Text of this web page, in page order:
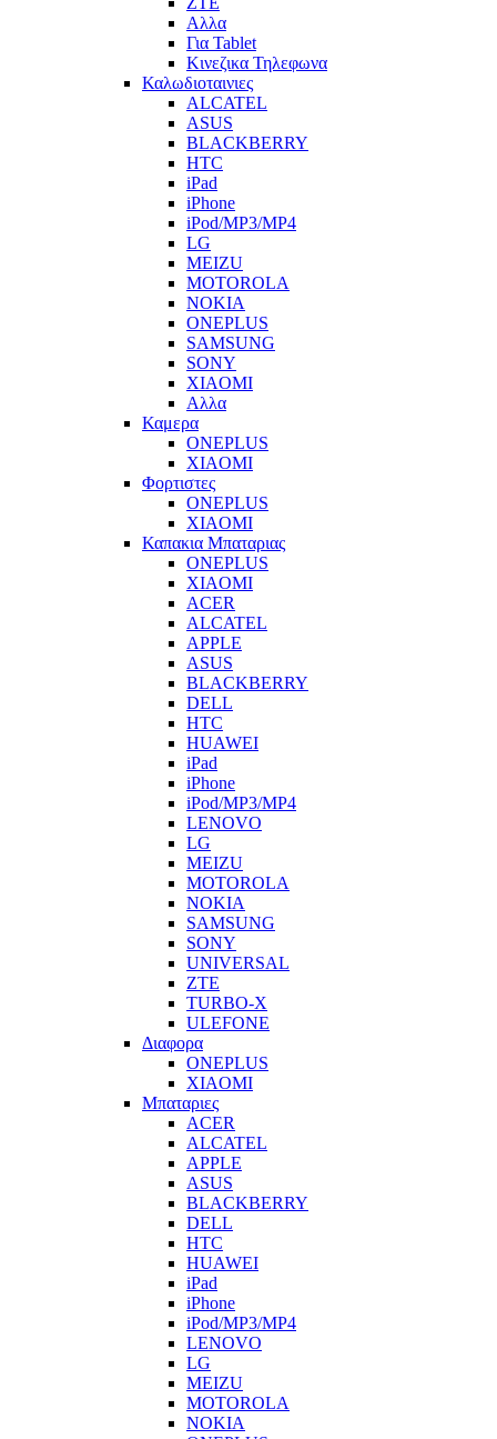
Αλλα
Για Tablet
Κινεζικα Τηλεφωνα
Καλωδιοταινιες
ALCATEL
ASUS
BLACKBERRY
HTC
iPad
iPhone
iPod/MP3/MP4
LG
MEIZU
MOTOROLA
NOKIA
ONEPLUS
SAMSUNG
SONY
XIAOMI
Αλλα
Καμερα
ONEPLUS
XIAOMI
Φορτιστες
ONEPLUS
XIAOMI
Καπακια Μπαταριας
ONEPLUS
XIAOMI
ACER
ALCATEL
APPLE
ASUS
BLACKBERRY
DELL
HTC
HUAWEI
iPad
iPhone
iPod/MP3/MP4
LENOVO
LG
MEIZU
MOTOROLA
NOKIA
SAMSUNG
SONY
UNIVERSAL
ZTE
TURBO-X
ULEFONE
Διαφορα
ONEPLUS
XIAOMI
Μπαταριες
ACER
ALCATEL
APPLE
ASUS
BLACKBERRY
DELL
HTC
HUAWEI
iPad
iPhone
iPod/MP3/MP4
LENOVO
LG
MEIZU
MOTOROLA
NOKIA